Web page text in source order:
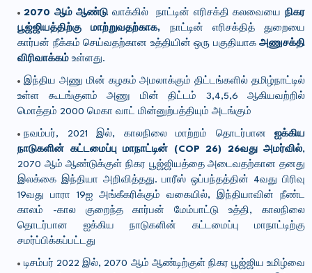
2070 ஆம் ஆண்டுவாக்கில் நாட்டின் எரிசக்தி கலவையை நிகர
பூஜ்ஜியத்திற்கு மாற்றுவதற்காக, நாட்டின் எரிசக்தித் துறையை
கார்பன் நீக்கம் செய்வதற்கான உத்தியின் ஒரு பகுதியாக அணுசக்தி
விரிவாக்கம் உள்ளது.
இந்திய அணு மின் கழகம் அமலாக்கும் திட்டங்களில் தமிழ்நாட்டில்
உள்ள கூடங்குளம் அணு மின் திட்டம் 3,4,5,6 ஆகியவற்றில்
மொத்தம் 2000 மெகா வாட் மின்னுற்பத்தியும் அடங்கும்
நவம்பர், 2021 இல், காலநிலை மாற்றம் தொடர்பான ஐக்கிய
நாடுகளின் கட்டமைப்பு மாநாட்டின் (COP 26) 26வது அமர்வில்,
2070 ஆம் ஆண்டுக்குள் நிகர பூஜ்ஜியத்தை அடைவதற்கான தனது
இலக்கை இந்தியா அறிவித்தது. பாரீஸ் ஒப்பந்தத்தின் 4வது பிரிவு
19வது பாரா 19ஐ அங்கீகரிக்கும் வகையில், இந்தியாவின் நீண்ட
காலம் -கால குறைந்த கார்பன் மேம்பாட்டு உத்தி, காலநிலை
தொடர்பான ஐக்கிய நாடுகளின் கட்டமைப்பு மாநாட்டிற்கு
சமர்ப்பிக்கப்பட்டது
டிசம்பர் 2022 இல், 2070 ஆம் ஆண்டிற்குள் நிகர பூஜ்ஜிய உமிழ்வை